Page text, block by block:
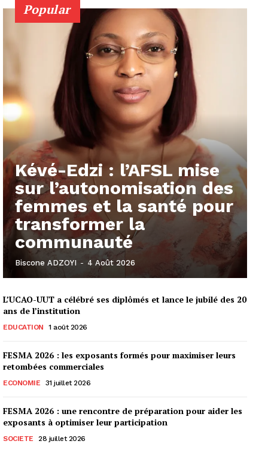
Popular
Kévé-Edzi : l’AFSL mise
sur l’autonomisation des
femmes et la santé pour
transformer la
communauté
Biscone ADZOYI - 4 Août 2026
L’UCAO-UUT a célébré ses diplômés et lance le jubilé des 20
ans de l’institution
EDUCATION 1 août 2026
FESMA 2026 : les exposants formés pour maximiser leurs
retombées commerciales
ECONOMIE 31 juillet 2026
FESMA 2026 : une rencontre de préparation pour aider les
exposants à optimiser leur participation
SOCIETE 28 juillet 2026